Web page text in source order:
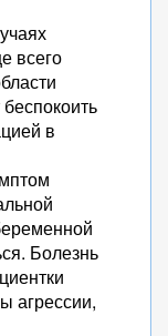
всего
в
Болезнь
агрессии,